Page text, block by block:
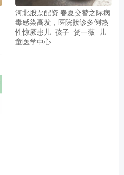
河北股票配资 春夏交替之际病
毒感染高发，医院接诊多例热
性惊厥患儿_孩子_贺一薇_儿
童医学中心